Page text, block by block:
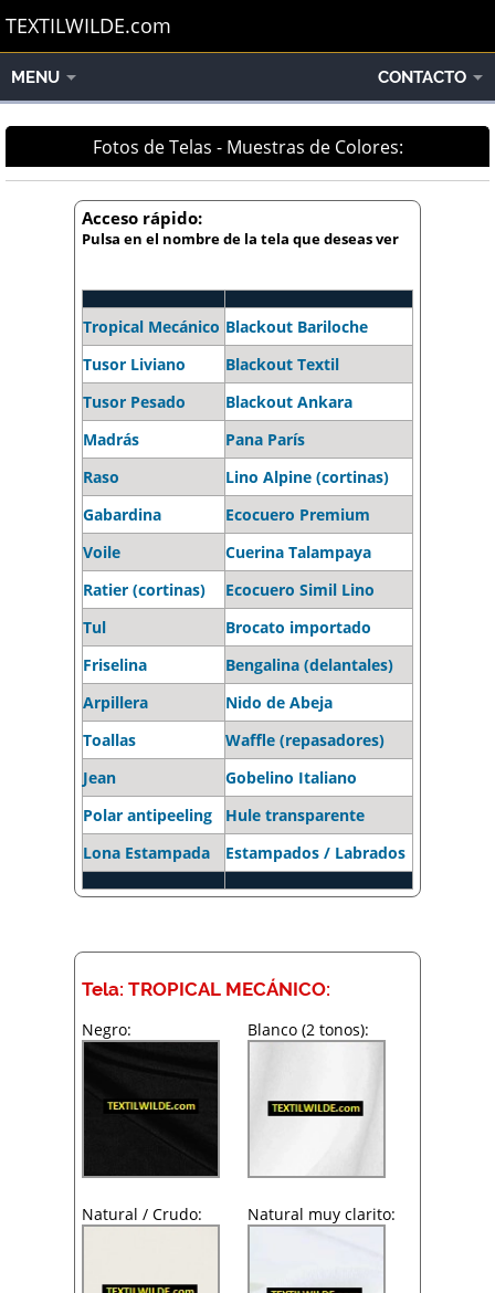
TEXTILWILDE.com
MENU CONTACTO
Fotos de Telas - Muestras de Colores:
Acceso rápido:
Pulsa en el nombre de la tela que deseas ver
Tropical Mecánico Blackout Bariloche
Tusor Liviano
Blackout Textil
Tusor Pesado
Blackout Ankara
Madrás
Pana París
Raso
Lino Alpine (cortinas)
Gabardina
Ecocuero Premium
Voile
Cuerina Talampaya
Ratier (cortinas)
Ecocuero Simil Lino
Tul
Brocato importado
Friselina
Bengalina (delantales)
Arpillera
Nido de Abeja
Toallas
Waffle (repasadores)
Jean
Gobelino Italiano
Polar antipeeling
Hule transparente
Lona Estampada
Estampados / Labrados
Tela: TROPICAL MECÁNICO:
Negro: Blanco (2 tonos):
Natural / Crudo: Natural muy clarito: